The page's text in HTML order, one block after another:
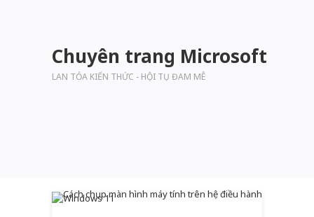
Chuyên trang Microsoft
LAN TỎA KIẾN THỨC - HỘI TỤ ĐAM MÊ